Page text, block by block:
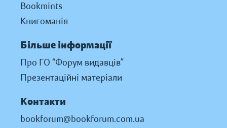
Bookmints
Книгоманія
Більше інформації
Про ГО “Форум видавців”
Презентаційні матеріали
Контакти
bookforum@bookforum.com.ua